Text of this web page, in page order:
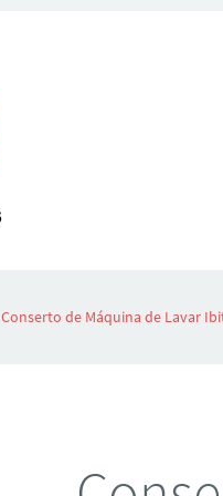
Conserto de Máquina de Lavar